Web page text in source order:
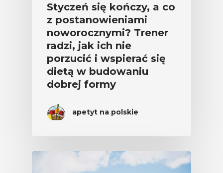
Styczeń się kończy, a co
z postanowieniami
noworocznymi? Trener
radzi, jak ich nie
porzucić i wspierać się
dietą w budowaniu
dobrej formy
apetyt na polskie